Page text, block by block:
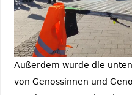
Außerdem wurde die
von Genossinnen und